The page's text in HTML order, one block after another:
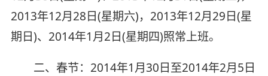
2013年12月28日(星期六)，2013年12月29日(星
期日)、2014年1月2日(星期四)照常上班。
二、春节：2014年1月30日至2014年2月5日